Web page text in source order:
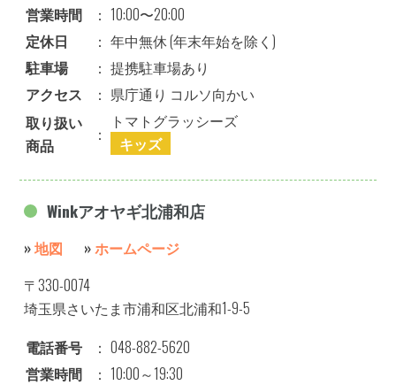
営業時間
： 10:00〜20:00
定休日
： 年中無休 (年末年始を除く)
駐車場
： 提携駐車場あり
アクセス
： 県庁通り コルソ向かい
取り扱い
商品
：
トマトグラッシーズ
キッズ
Winkアオヤギ北浦和店
»地図 »ホームページ
〒330-0074
埼玉県さいたま市浦和区北浦和1-9-5
電話番号
： 048-882-5620
営業時間
： 10:00～19:30